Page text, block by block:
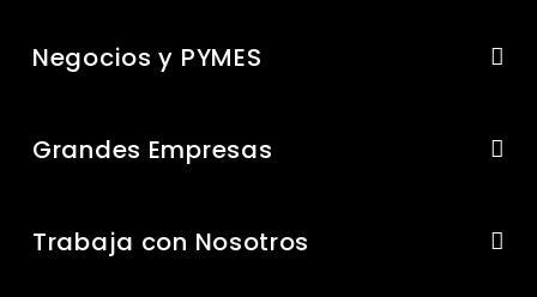
Negocios y PYMES
Grandes Empresas
Trabaja con Nosotros